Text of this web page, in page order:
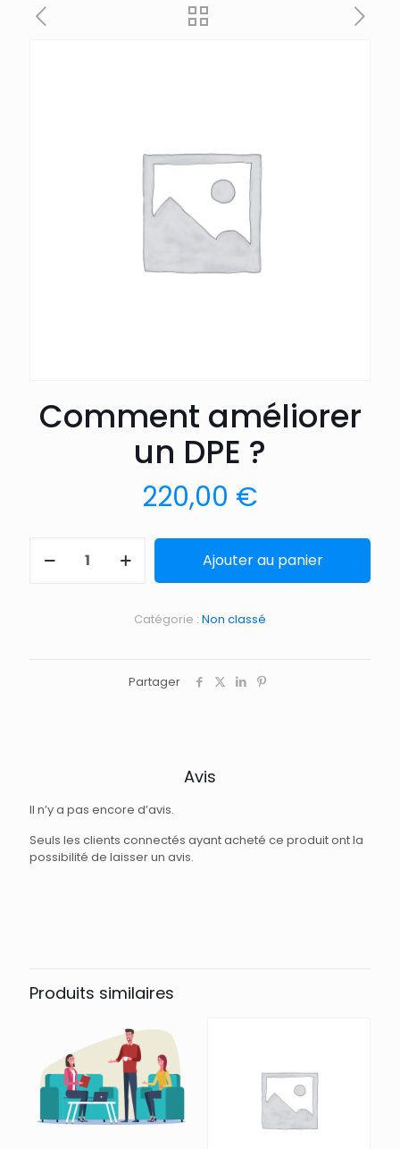
Comment améliorer
un DPE ?
220,00 €
Ajouter au panier
Catégorie : Non classé
Partager
Avis
Il n’y a pas encore d’avis.
Seuls les clients connectés ayant acheté ce produit ont la
possibilité de laisser un avis.
Produits similaires